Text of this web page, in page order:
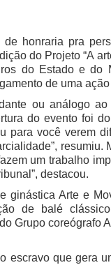
honraria pra
do Projeto “A
do Estado e do
de uma
ou análogo
do evento foi
para você verem
resumiu.
um trabalho
destacou.
ginástica Arte e
de balé
Grupo coreógrafo
escravo que gera